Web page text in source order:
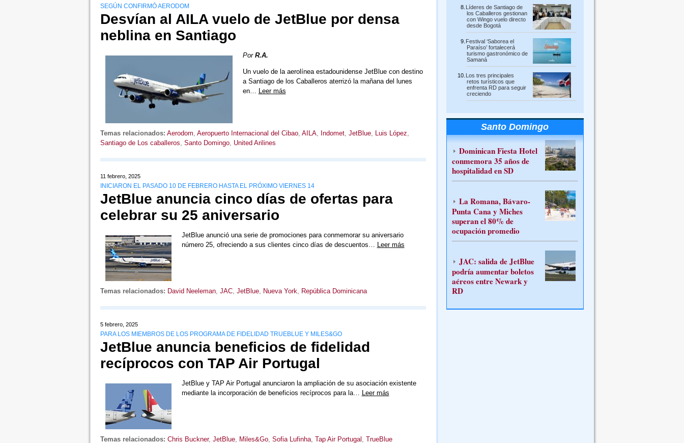
SEGÚN CONFIRMÓ AERODOM
Desvían al AILA vuelo de JetBlue por densa
neblina en Santiago
Por R.A.
Un vuelo de la aerolínea estadounidense JetBlue con destino
a Santiago de los Caballeros aterrizó la mañana del lunes
en… Leer más
Temas relacionados: Aerodom Aeropuerto Internacional del Cibao, AILA, Indomet, JetBlue, Luis López
Santiago de Los caballeros Santo Domingo, United Arilines
11 febrero, 2025
INICIARON EL PASADO 10 DE FEBRERO HASTA EL PRÓXIMO VIERNES 14
JetBlue anuncia cinco días de ofertas para
celebrar su 25 aniversario
JetBlue anunció una serie de promociones para conmemorar su aniversario
número 25, ofreciendo a sus clientes cinco días de descuentos…
Leer más
Temas relacionados: David Neeleman, JAC, JetBlue, Nueva York República Dominicana
5 febrero, 2025
PARA LOS MIEMBROS DE LOS PROGRAMA DE FIDELIDAD TRUEBLUE Y MILES&GO
JetBlue anuncia beneficios de fidelidad
recíprocos con TAP Air Portugal
JetBlue y TAP Air Portugal anunciaron la ampliación de su asociación existente
mediante la incorporación de beneficios recíprocos para la…
Leer más
Temas relacionados: Chris Buckner, JetBlue, Miles&Go, Sofia Lufinha, Tap Air Portugal TrueBlue
Líderes de Santiago de
los Caballeros gestionan
con Wingo vuelo directo
desde Bogotá
Festival ‘Saborea el
Paraíso’ fortalecerá
turismo gastronómico de
Samaná
Los tres principales
retos turísticos que
enfrenta RD para seguir
creciendo
Santo Domingo
Dominican Fiesta Hotel
conmemora 35 años de
hospitalidad en SD
La Romana, Bávaro-
Punta Cana y Miches
superan el 80% de
ocupación promedio
JAC: salida de JetBlue
podría aumentar boletos
aéreos entre Newark y
RD